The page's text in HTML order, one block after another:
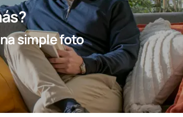
simple foto